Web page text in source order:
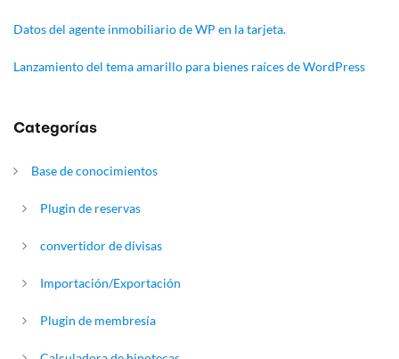
Datos del agente inmobiliario de WP en la tarjeta.
Lanzamiento del tema amarillo para bienes raíces de WordPress
Categorías
Base de conocimientos
Plugin de reservas
convertidor de divisas
Importación/Exportación
Plugin de membresía